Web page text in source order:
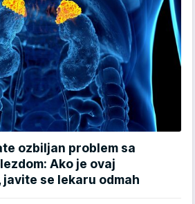
ozbiljan problem sa
Ako je ovaj
se lekaru odmah